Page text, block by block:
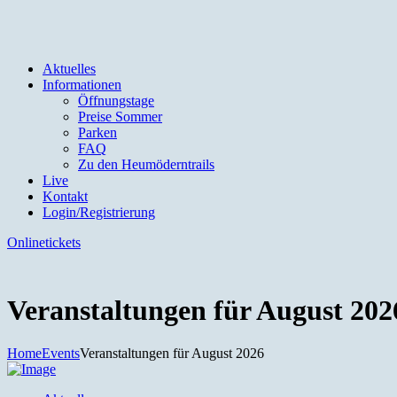
Aktuelles
Informationen
Öffnungstage
Preise Sommer
Parken
FAQ
Zu den Heumöderntrails
Live
Kontakt
Login/Registrierung
Onlinetickets
Veranstaltungen für August
HomeEventsVeranstaltungen für August 2026